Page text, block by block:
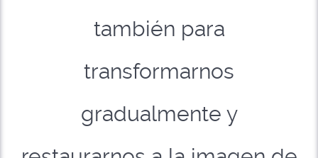
también para
transformarnos
gradualmente y